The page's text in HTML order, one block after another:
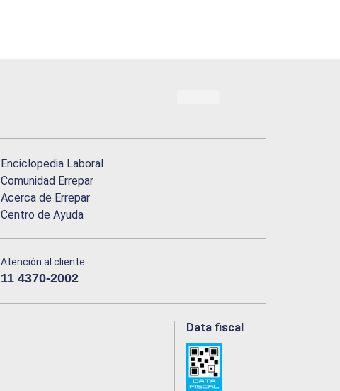
Enciclopedia Laboral
Comunidad Errepar
Acerca de Errepar
Centro de Ayuda
Atención al cliente
11 4370-2002
Data fiscal